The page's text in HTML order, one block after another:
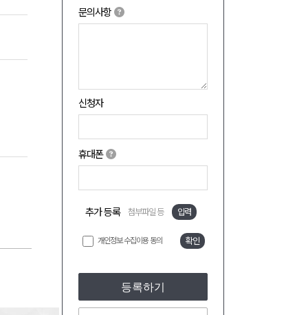
문의사항
신청자
휴대폰
추가 등록 첨부파일 등 입력
개인정보 수집이용 동의 확인
등록하기